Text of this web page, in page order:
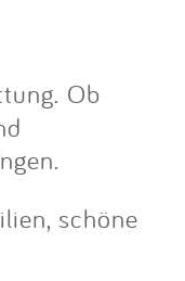
Ob
schöne